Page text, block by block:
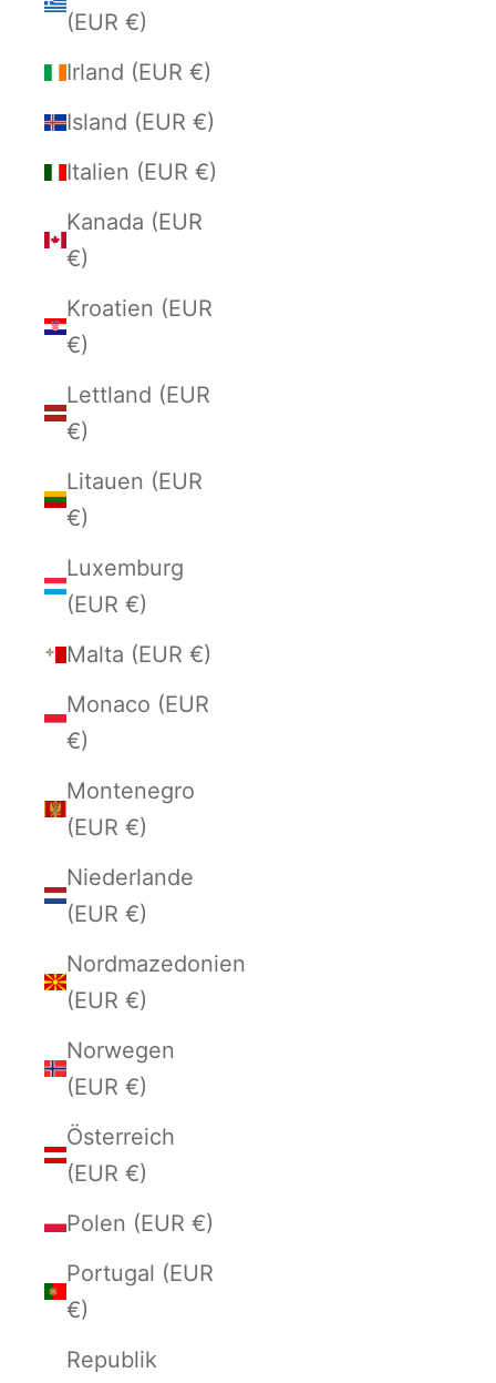
(EUR €)
Irland (EUR €)
Island (EUR €)
Italien (EUR €)
Kanada (EUR
€)
Kroatien (EUR
€)
Lettland (EUR
€)
Litauen (EUR
€)
Luxemburg
(EUR €)
Malta (EUR €)
Monaco (EUR
€)
Montenegro
(EUR €)
Niederlande
(EUR €)
Nordmazedonien
(EUR €)
Norwegen
(EUR €)
Österreich
(EUR €)
Polen (EUR €)
Portugal (EUR
€)
Republik